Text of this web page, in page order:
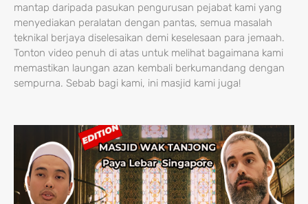
mantap daripada pasukan pengurusan pejabat kami yang
menyediakan peralatan dengan pantas, semua masalah
teknikal berjaya diselesaikan demi keselesaan para jemaah.
Tonton video penuh di atas untuk melihat bagaimana kami
memastikan laungan azan kembali berkumandang dengan
sempurna. Sebab bagi kami, ini masjid kami juga!